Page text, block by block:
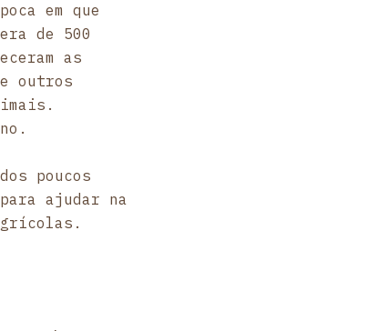
em que
de 500
as
outros
poucos
ajudar na